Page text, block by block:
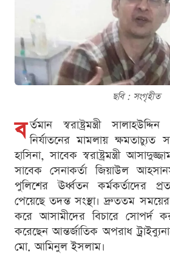
ছবি : সংগৃহীত
ব র্তমান স্বরাষ্ট্রমন্ত্রী
নির্যাতনের মামলায় ক্ষমতাচ্যুত
হাসিনা, সাবেক স্বরাষ্ট্রমন্ত্রী
সাবেক সেনাকর্তা জিয়াউল
পুলিশের ঊর্ধ্বতন কর্মকর্তাদের
পেয়েছে তদন্ত সংস্থা। দ্রুততম
করে আসামীদের বিচারে সোপর্দ
করেছেন আন্তর্জাতিক অপরাধ
মো. আমিনুল ইসলাম।